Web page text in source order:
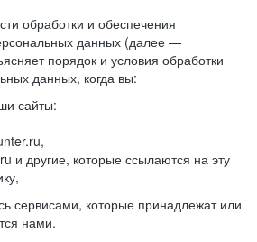
обработки и обеспечения
данных (далее —
порядок и условия обработки
данных, когда вы:
сайты:
и другие, которые ссылаются на эту
сервисами, которые принадлежат или
нами.